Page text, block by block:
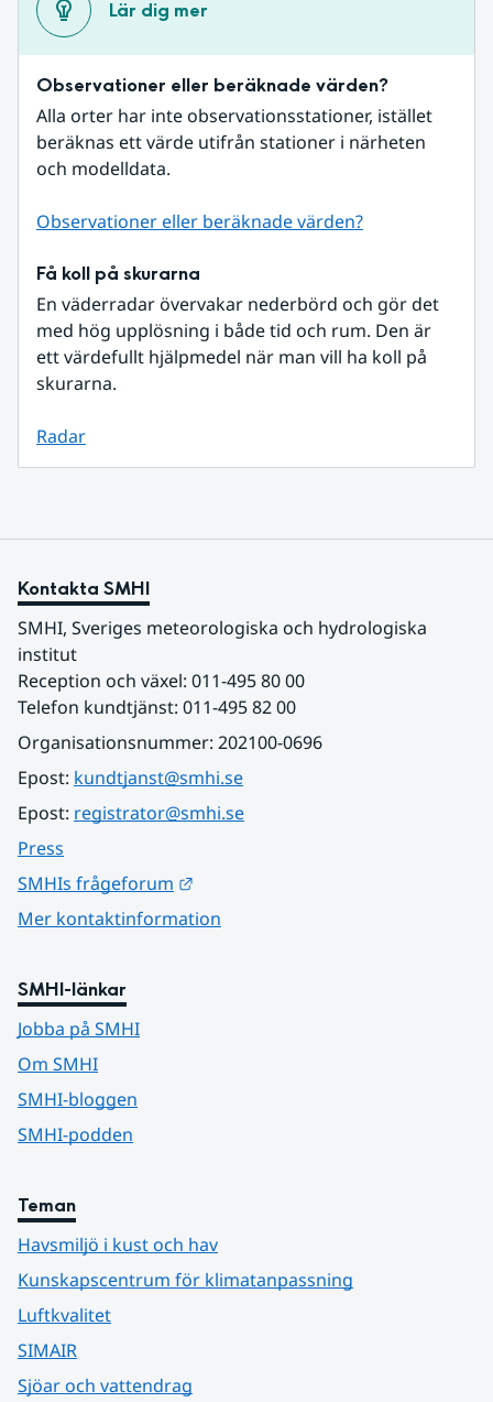
Lär dig mer
Observationer eller beräknade värden?
Alla orter har inte observationsstationer, istället
beräknas ett värde utifrån stationer i närheten
och modelldata.
Observationer eller beräknade värden?
Få koll på skurarna
En väderradar övervakar nederbörd och gör det
med hög upplösning i både tid och rum. Den är
ett värdefullt hjälpmedel när man vill ha koll på
skurarna.
Radar
Kontakta SMHI
SMHI, Sveriges meteorologiska och hydrologiska
institut
Reception och växel: 011-495 80 00
Telefon kundtjänst: 011-495 82 00
Organisationsnummer: 202100-0696
Epost: kundtjanst@smhi.se
Epost: registrator@smhi.se
Press
SMHIs frågeforum
Mer kontaktinformation
SMHI-länkar
Jobba på SMHI
Om SMHI
SMHI-bloggen
SMHI-podden
Teman
Havsmiljö i kust och hav
Kunskapscentrum för klimatanpassning
Luftkvalitet
SIMAIR
Sjöar och vattendrag